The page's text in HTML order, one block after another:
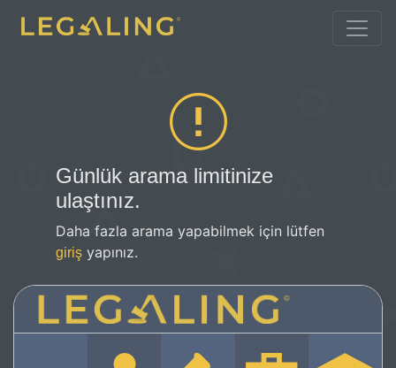
Günlük arama limitinize
ulaştınız.
Daha fazla arama yapabilmek için lütfen
giriş yapınız.